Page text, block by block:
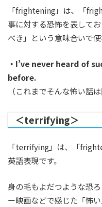
「frightening」は、「
事に対する恐怖を表して
べき」という意味合いで使
・I’ve never heard of
before.
（これまでそんな怖い話
＜terrifying＞
「terrifying」は、「
英語表現です。
身の毛もよだつような恐
ー映画などで感じた「怖